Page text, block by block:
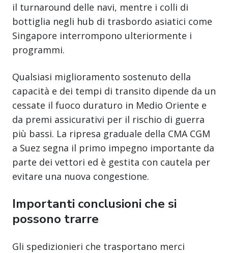
il turnaround delle navi, mentre i colli di
bottiglia negli hub di trasbordo asiatici come
Singapore interrompono ulteriormente i
programmi.
Qualsiasi miglioramento sostenuto della
capacità e dei tempi di transito dipende da un
cessate il fuoco duraturo in Medio Oriente e
da premi assicurativi per il rischio di guerra
più bassi. La ripresa graduale della CMA CGM
a Suez segna il primo impegno importante da
parte dei vettori ed è gestita con cautela per
evitare una nuova congestione.
Importanti conclusioni che si
possono trarre
Gli spedizionieri che trasportano merci